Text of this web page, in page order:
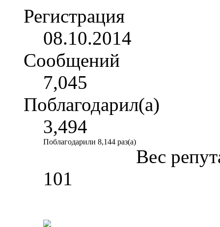
Регистрация
08.10.2014
Сообщений
7,045
Поблагодарил(а)
3,494
Поблагодарили 8,144 раз(а)
Вес
101